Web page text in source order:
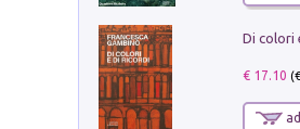
Di colori
€ 17.10